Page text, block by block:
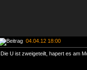
04.04.12 18:00
Die U ist zweigeteilt, hapert es am